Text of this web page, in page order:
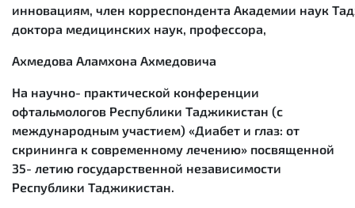
инновациям, член корреспондента Академии наук
доктора медицинских наук, профессора,
Ахмедова Аламхона Ахмедовича
На научно- практической конференции
офтальмологов Республики Таджикистан (с
международным участием) «Диабет и глаз: от
скрининга к современному лечению» посвященной
35- летию государственной независимости
Республики Таджикистан.